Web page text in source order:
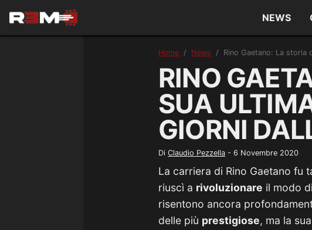
NEWS
Home News Rino Gaetano: La storia
RINO
SUA
GIORNI
Di Claudio Pezzella - 6 Novembre 2020
La carriera di Rino Gaetano fu
riuscì a rivoluzionare il modo
risentono ancora
delle più prestigiose, ma la